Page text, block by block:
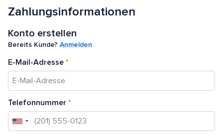
Zahlungsinformationen
Konto erstellen
Bereits Kunde? Anmelden
E-Mail-Adresse *
Telefonnummer *